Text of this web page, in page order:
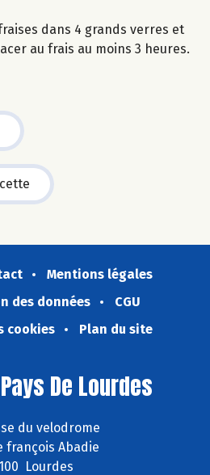
dans 4 grands verres et
au frais au moins 3 heures.
Mentions légales
des données
CGU
cookies
Plan du site
De Lourdes
du velodrome
françois Abadie
Lourdes